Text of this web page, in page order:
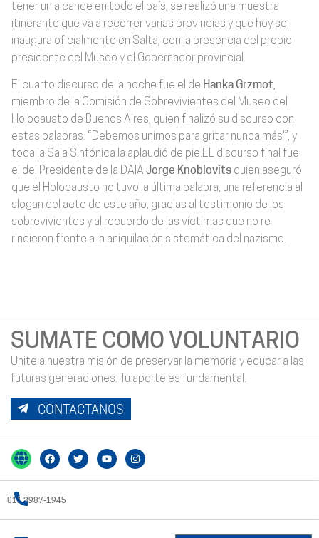
tener un alcance en todo el país, se realizó una muestra
itinerante que va a recorrer varias provincias y que hoy se
inaugura oficialmente en Salta, con la presencia del propio
presidente del Museo y el Gobernador provincial.
El cuarto discurso de la noche fue el de Hanka Grzmot,
miembro de la Comisión de Sobrevivientes del Museo del
Holocausto de Buenos Aires, quien finalizó su discurso con
estas palabras: “Debemos unirnos para gritar nunca más'”, y
toda la Sala Sinfónica la aplaudió de pie.EL discurso final fue
el del Presidente de la DAIA Jorge Knoblovits quien aseguró
que el Holocausto no tuvo la última palabra, una referencia al
slogan del acto de este año, gracias al testimonio de los
sobrevivientes y al recuerdo de las víctimas que no re
rindieron frente a la aniquilación sistemática del nazismo.
SUMATE COMO VOLUNTARIO
Unite a nuestra misión de preservar la memoria y educar a las
futuras generaciones. Tu aporte es fundamental.
CONTACTANOS
011 3987-1945